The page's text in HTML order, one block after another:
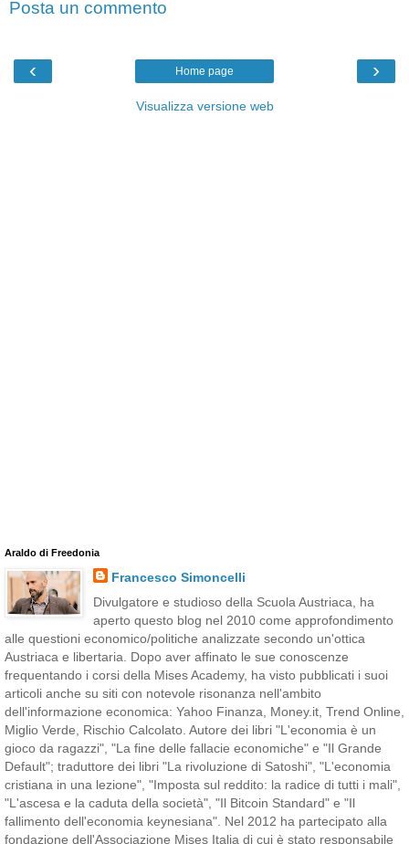
Posta un commento
‹ ›
Home page
Visualizza versione web
Araldo di Freedonia
Francesco Simoncelli
Divulgatore e studioso della Scuola Austriaca, ha
aperto questo blog nel 2010 come approfondimento
alle questioni economico/politiche analizzate secondo un'ottica
Austriaca e libertaria. Dopo aver affinato le sue conoscenze
frequentando i corsi della Mises Academy, ha visto pubblicati i suoi
articoli anche su siti con notevole risonanza nell'ambito
dell'informazione economica: Yahoo Finanza, Money.it, Trend Online,
Miglio Verde, Rischio Calcolato. Autore dei libri "L'economia è un
gioco da ragazzi", "La fine delle fallacie economiche" e "Il Grande
Default"; traduttore dei libri "La rivoluzione di Satoshi", "L'economia
cristiana in una lezione", "Imposta sul reddito: la radice di tutti i mali",
"L'ascesa e la caduta della società", "Il Bitcoin Standard" e "Il
fallimento dell'economia keynesiana". Nel 2012 ha partecipato alla
fondazione dell'Associazione Mises Italia di cui è stato responsabile